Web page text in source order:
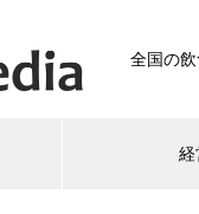
全国の
経